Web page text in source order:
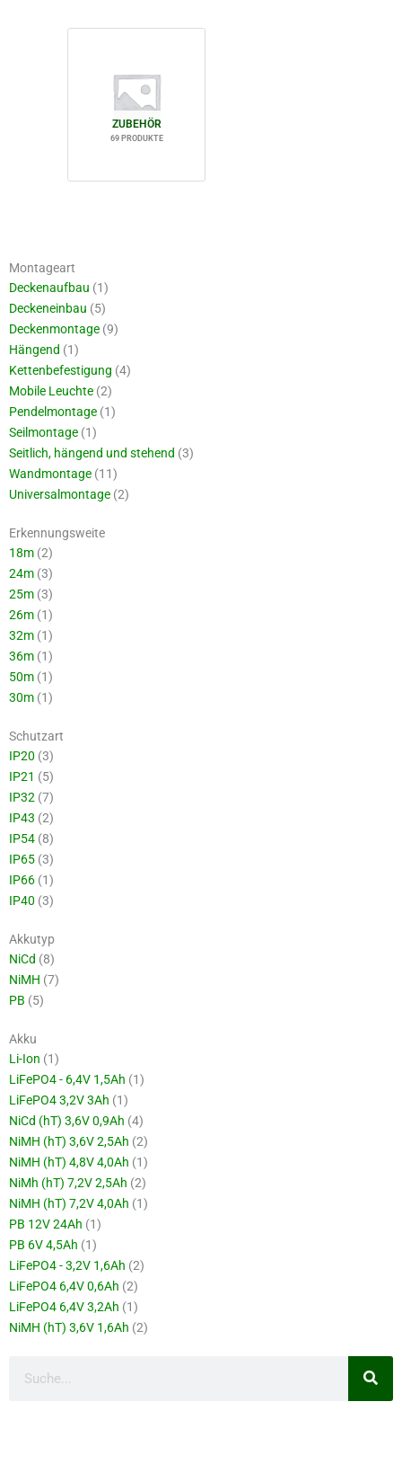
ZUBEHÖR
69 PRODUKTE
Montageart
Deckenaufbau (1)
Deckeneinbau (5)
Deckenmontage (9)
Hängend (1)
Kettenbefestigung (4)
Mobile Leuchte (2)
Pendelmontage (1)
Seilmontage (1)
Seitlich, hängend und stehend (3)
Wandmontage (11)
Universalmontage (2)
Erkennungsweite
18m (2)
24m (3)
25m (3)
26m (1)
32m (1)
36m (1)
50m (1)
30m (1)
Schutzart
IP20 (3)
IP21 (5)
IP32 (7)
IP43 (2)
IP54 (8)
IP65 (3)
IP66 (1)
IP40 (3)
Akkutyp
NiCd (8)
NiMH (7)
PB (5)
Akku
Li-Ion (1)
LiFePO4 - 6,4V 1,5Ah (1)
LiFePO4 3,2V 3Ah (1)
NiCd (hT) 3,6V 0,9Ah (4)
NiMH (hT) 3,6V 2,5Ah (2)
NiMH (hT) 4,8V 4,0Ah (1)
NiMh (hT) 7,2V 2,5Ah (2)
NiMH (hT) 7,2V 4,0Ah (1)
PB 12V 24Ah (1)
PB 6V 4,5Ah (1)
LiFePO4 - 3,2V 1,6Ah (2)
LiFePO4 6,4V 0,6Ah (2)
LiFePO4 6,4V 3,2Ah (1)
NiMH (hT) 3,6V 1,6Ah (2)